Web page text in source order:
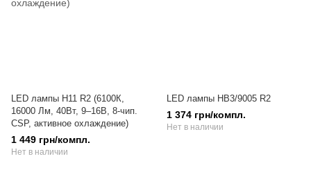
LED лампы H11 R2 (6100К,
16000 Лм, 40Вт, 9–16В, 8-чип.
CSP, активное охлаждение)
1 449 грн/компл.
Нет в наличии
LED лампы HB3/9005 R2
1 374 грн/компл.
Нет в наличии